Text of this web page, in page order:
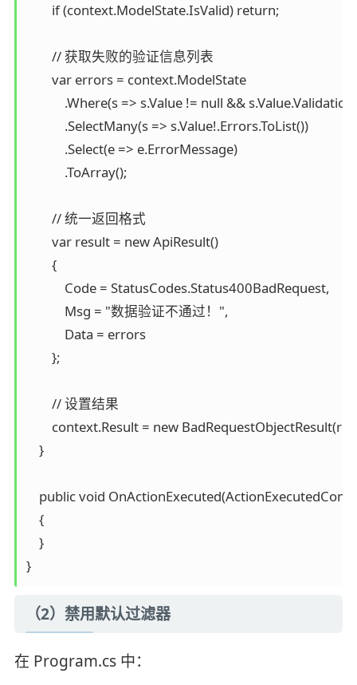
        if (context.ModelState.IsValid) return;
        // 获取失败的验证信息列表
        var errors = context.ModelState
.Where(s => s.Value != null &&
            .SelectMany(s => s.Value!.Errors.ToList())
            .Select(e => e.ErrorMessage)
            .ToArray();
        // 统一返回格式
        var result = new ApiResult()
        {
            Code = StatusCodes.Status400BadRequest,
            Msg = "数据验证不通过！",
            Data = errors
        };
        // 设置结果
context.Result = new
    }
public void
    {
    }
}
（2）禁用默认过滤器
在 Program.cs 中：